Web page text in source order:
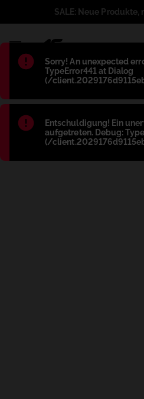
Błąd:
Sorry! An unexpected
TypeError441 at Dialog
(/
Błąd:
Entschuldigung! Ein
aufgetreten. Debug:
(/
SALE: Neue Produkte,